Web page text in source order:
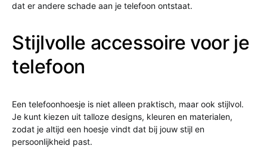
dat er andere schade aan je telefoon ontstaat.
Stijlvolle accessoire voor je
telefoon
Een telefoonhoesje is niet alleen praktisch, maar ook stijlvol.
Je kunt kiezen uit talloze designs, kleuren en materialen,
zodat je altijd een hoesje vindt dat bij jouw stijl en
persoonlijkheid past.